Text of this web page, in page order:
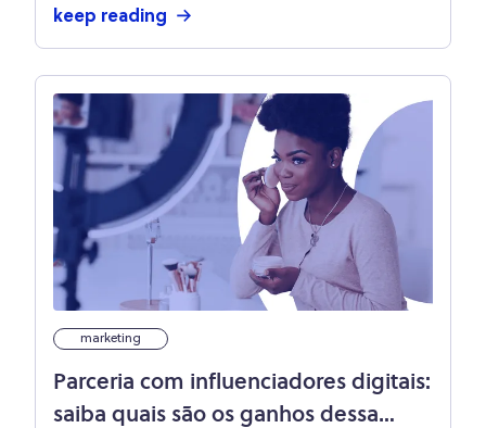
keep reading
marketing
Parceria com influenciadores digitais:
saiba quais são os ganhos dessa